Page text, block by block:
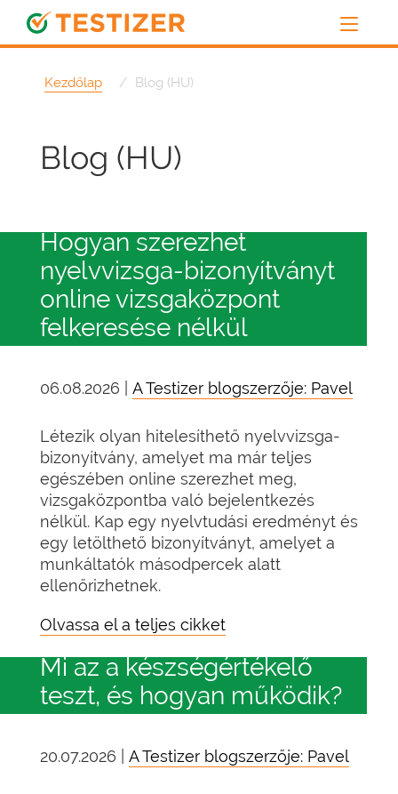
Kezdőlap Blog (HU)
Blog (HU)
Hogyan szerezhet
nyelvvizsga-bizonyítványt
online vizsgaközpont
felkeresése nélkül
06.08.2026 | A Testizer blogszerzője: Pavel
Létezik olyan hitelesíthető nyelvvizsga-
bizonyítvány, amelyet ma már teljes
egészében online szerezhet meg,
vizsgaközpontba való bejelentkezés
nélkül. Kap egy nyelvtudási eredményt és
egy letölthető bizonyítványt, amelyet a
munkáltatók másodpercek alatt
ellenőrizhetnek.
Olvassa el a teljes cikket
Mi az a készségértékelő
teszt, és hogyan működik?
20.07.2026 | A Testizer blogszerzője: Pavel